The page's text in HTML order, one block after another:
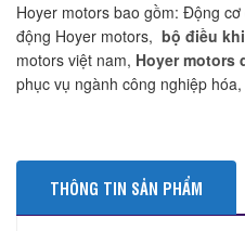
Hoyer motors bao gồm: Động
động Hoyer motors, bộ điều
motors việt nam, Hoyer motors
phục vụ ngành công nghiệp
THÔNG TIN SẢN PHẨM